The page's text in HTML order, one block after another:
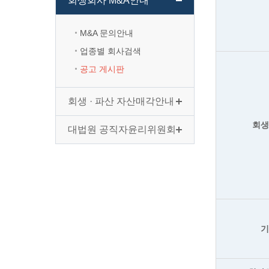
M&A 문의안내
업종별 회사검색
공고 게시판
회생 · 파산 자산매각안내
대법원 공직자윤리위원회 회